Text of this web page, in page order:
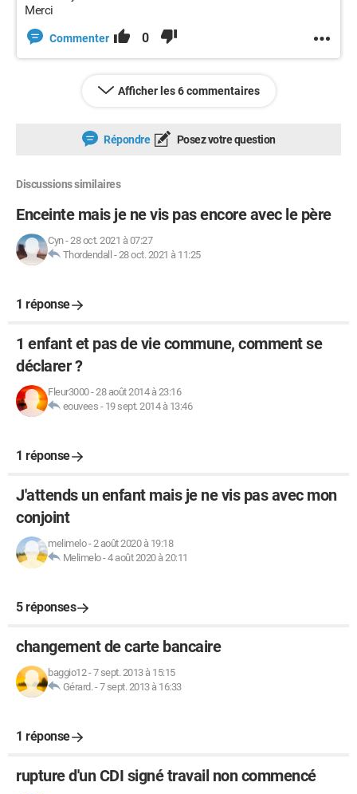
Merci
Commenter 0
Afficher les 6 commentaires
Répondre Posez votre question
Discussions similaires
Enceinte mais je ne vis pas encore avec le père
Cyn-28 oct. 2021 à 07:27
Thordendall -28 oct. 2021 à 11:25
1 réponse
1 enfant et pas de vie commune, comment se
déclarer ?
Fleur3000-28 août 2014 à 23:16
eouvees - 19 sept. 2014 à 13:46
1 réponse
J'attends un enfant mais je ne vis pas avec mon
conjoint
melimelo-2 août 2020 à 19:18
Melimelo-4 août 2020 à 20:11
5 réponses
changement de carte bancaire
baggio12-7 sept. 2013 à 15:15
Gérard.-7 sept. 2013 à 16:33
1 réponse
rupture d'un CDI signé travail non commencé